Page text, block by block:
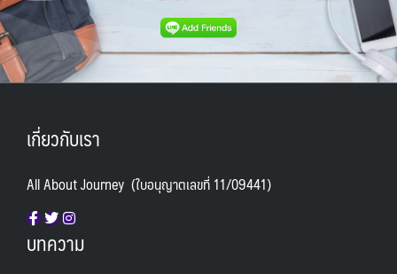
เกี่ยวกับเรา
All About Journey (ใบอนุญาตเลขที่ 11/09441)
บทความ